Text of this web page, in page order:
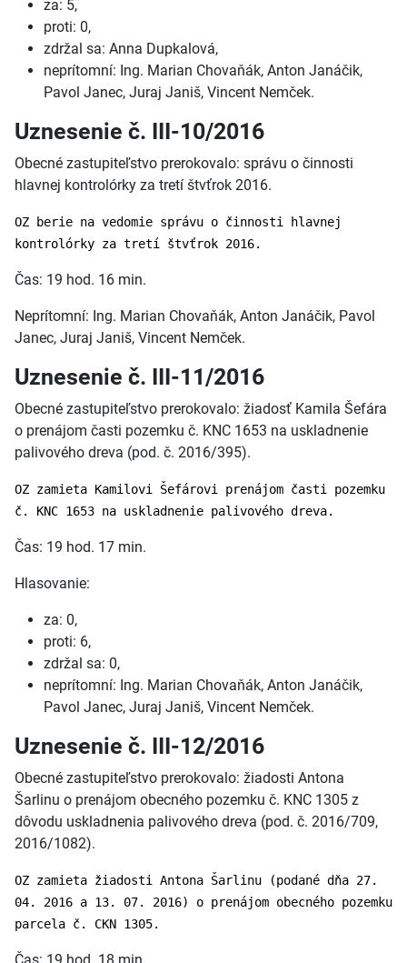
za: 5,
proti: 0,
zdržal sa: Anna Dupkalová,
neprítomní: Ing. Marian Chovaňák, Anton Janáčik,
Pavol Janec, Juraj Janiš, Vincent Nemček.
Uznesenie č. III-10/2016
Obecné zastupiteľstvo prerokovalo: správu o činnosti
hlavnej kontrolórky za tretí štvťrok 2016.
OZ berie na vedomie správu o činnosti hlavnej
kontrolórky za tretí štvťrok 2016.
Čas: 19 hod. 16 min.
Neprítomní: Ing. Marian Chovaňák, Anton Janáčik, Pavol
Janec, Juraj Janiš, Vincent Nemček.
Uznesenie č. III-11/2016
Obecné zastupiteľstvo prerokovalo: žiadosť Kamila Šefára
o prenájom časti pozemku č. KNC 1653 na uskladnenie
palivového dreva (pod. č. 2016/395).
OZ zamieta Kamilovi Šefárovi prenájom časti pozemku
č. KNC 1653 na uskladnenie palivového dreva.
Čas: 19 hod. 17 min.
Hlasovanie:
za: 0,
proti: 6,
zdržal sa: 0,
neprítomní: Ing. Marian Chovaňák, Anton Janáčik,
Pavol Janec, Juraj Janiš, Vincent Nemček.
Uznesenie č. III-12/2016
Obecné zastupiteľstvo prerokovalo: žiadosti Antona
Šarlinu o prenájom obecného pozemku č. KNC 1305 z
dôvodu uskladnenia palivového dreva (pod. č. 2016/709,
2016/1082).
OZ zamieta žiadosti Antona Šarlinu (podané dňa 27.
04. 2016 a 13. 07. 2016) o prenájom obecného pozemku
parcela č. CKN 1305.